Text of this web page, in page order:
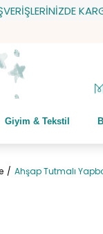
KARGO
Giyim & Tekstil
Ahşap Tutmalı